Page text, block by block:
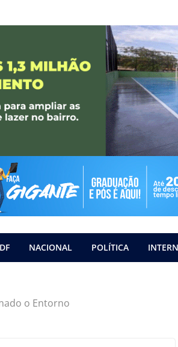
NACIONAL POLÍTICA
o Entorno